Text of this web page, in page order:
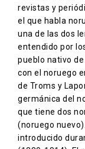
revistas y
el que habla
una de las dos
entendido por
pueblo nativo
con el noruego
de Troms y
germánica del
que tiene dos
(noruego
introducido